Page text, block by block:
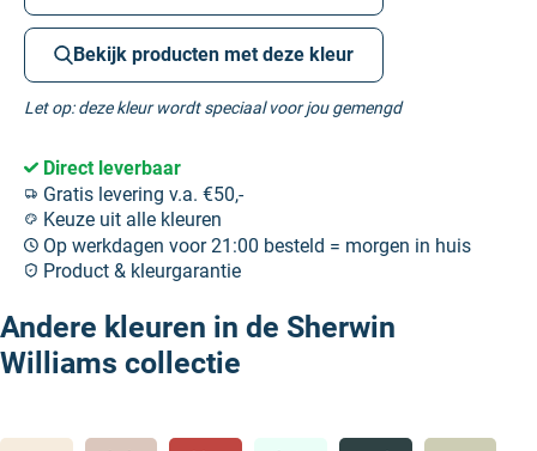
Bekijk producten met deze kleur
Let op: deze kleur wordt speciaal voor jou gemengd
Direct leverbaar
Gratis levering v.a. €50,-
Keuze uit alle kleuren
Op werkdagen voor 21:00 besteld = morgen in huis
Product & kleurgarantie
Andere kleuren in de Sherwin
Williams collectie